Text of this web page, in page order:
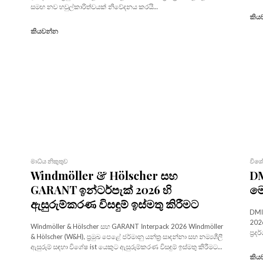
සමඟ නව හවුල්කාරිත්වයක් නිවේදනය කරයි...
කියවන්න
මාධ්ය නිකුතුව
Windmöller & Hölscher සහ
GARANT ඉන්ටර්පැක් 2026 හි
ඇසුරුම්කරණ විසඳුම් ඉස්මතු කිරීමට
Windmöller & Hölscher සහ GARANT Interpack 2026 Windmöller
& Hölscher (W&H), ප්‍රමුඛ පෙළේ ජර්මානු යන්ත්‍ර සාදන්නා සහ නම්‍යශීලී
ඇසුරුම් සඳහා විශේෂ ist යෙකුට ඇසුරුම්කරණ විසඳුම් ඉස්මතු කිරීමට...